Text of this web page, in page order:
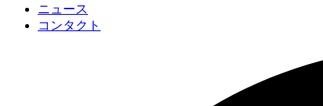
ニュース
コンタクト